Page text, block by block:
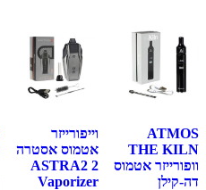
ATMOS
THE KILN
וופורייזר אטמוס
דה-קילן
וייפורייזר
אטמוס אסטרה
2 ASTRA2
Vaporizer